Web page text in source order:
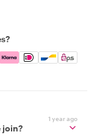
Pay, Google
1 year ago
join?